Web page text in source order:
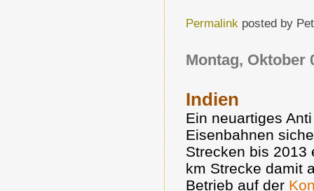
Permalink posted by
Montag, Oktober
Indien
Ein neuartiges
Eisenbahnen
Strecken bis 2013
km Strecke damit
Betrieb auf der